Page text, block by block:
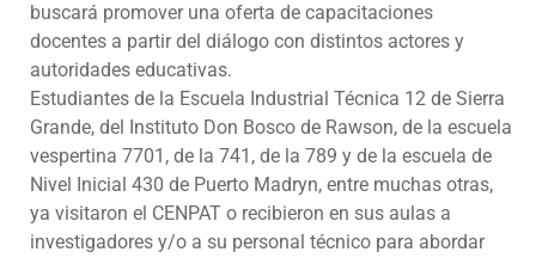
buscará promover una oferta de capacitaciones
docentes a partir del diálogo con distintos actores y
autoridades educativas.
Estudiantes de la Escuela Industrial Técnica 12 de Sierra
Grande, del Instituto Don Bosco de Rawson, de la escuela
vespertina 7701, de la 741, de la 789 y de la escuela de
Nivel Inicial 430 de Puerto Madryn, entre muchas otras,
ya visitaron el CENPAT o recibieron en sus aulas a
investigadores y/o a su personal técnico para abordar